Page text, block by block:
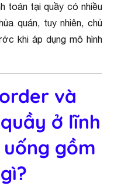
toán tại quầy có nhiều
quán, tuy nhiên, chủ
khi áp dụng mô hình
và
ở lĩnh
gồm